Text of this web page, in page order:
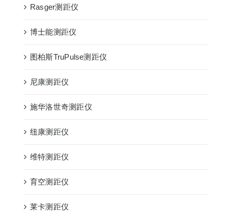
Rasger测距仪
博士能测距仪
图柏斯TruPulse测距仪
尼康测距仪
施华洛世奇测距仪
纽康测距仪
维特测距仪
育空测距仪
莱卡测距仪